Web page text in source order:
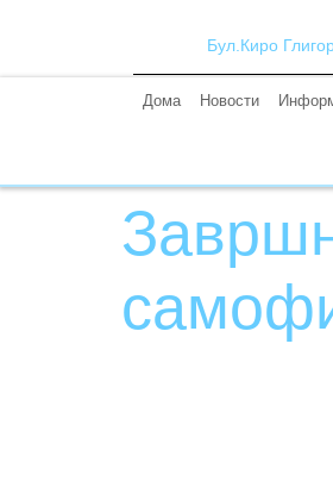
Бул.Киро
Дома Новости